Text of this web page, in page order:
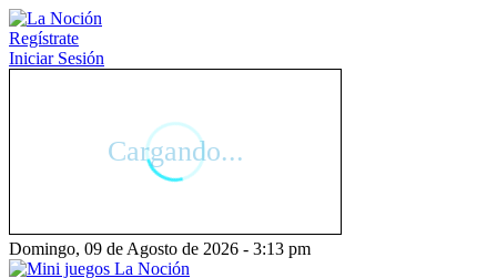
Regístrate
Iniciar Sesión
Domingo, 09 de Agosto de 2026 - 3:13 pm